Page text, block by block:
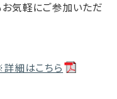
気軽にご参加いただ
細はこちら